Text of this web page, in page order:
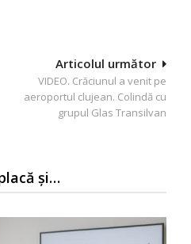
Articolul următor
VIDEO. Crăciunul a venit pe
aeroportul clujean. Colindă cu
grupul Glas Transilvan
și…